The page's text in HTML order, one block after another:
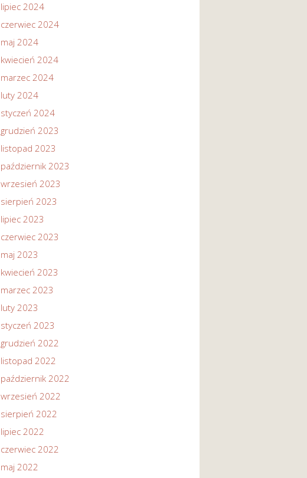
lipiec 2024
czerwiec 2024
maj 2024
kwiecień 2024
marzec 2024
luty 2024
styczeń 2024
grudzień 2023
listopad 2023
październik 2023
wrzesień 2023
sierpień 2023
lipiec 2023
czerwiec 2023
maj 2023
kwiecień 2023
marzec 2023
luty 2023
styczeń 2023
grudzień 2022
listopad 2022
październik 2022
wrzesień 2022
sierpień 2022
lipiec 2022
czerwiec 2022
maj 2022